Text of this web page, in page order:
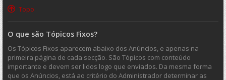
Topo
O que são Tópicos Fixos?
Os Tópicos Fixos aparecem abaixo dos Anúncios, e apenas na
primeira página de cada secção. São Tópicos com conteúdo
importante e devem ser lidos logo que enviados. Da mesma forma
que os Anúncios, está ao critério do Administrador determinar as